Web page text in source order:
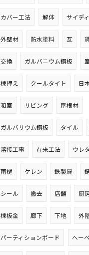
カバー工法 解体 サイデ
外壁材 防水塗料 瓦
交換 ガルバニウム鋼板
棟押え クールタイト 日
和室 リビング 屋根材
ガルバリウム鋼板 タイル
溶接工事 在来工法 ウレ
雨樋 ケレン 鉄製扉
シール 撤去 店舗 厨
棟板金 廊下 下地 外
パーティションボード ヘー